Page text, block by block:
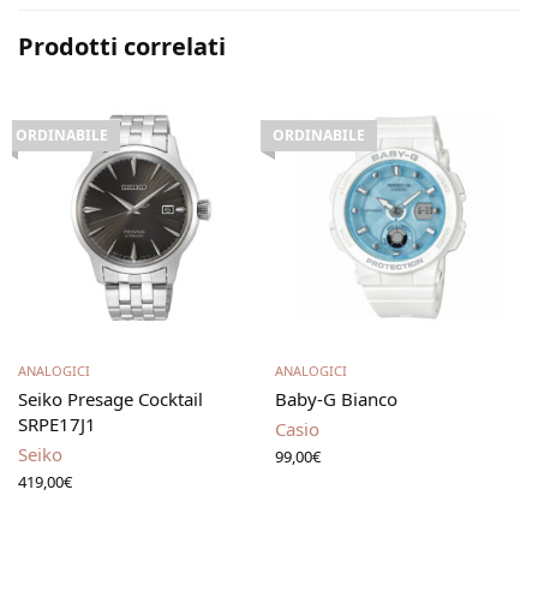
Prodotti correlati
ORDINABILE
ANALOGICI
Seiko Presage Cocktail
SRPE17J1
Seiko
419,00€
ORDINABILE
ANALOGICI
Baby-G Bianco
Casio
99,00€